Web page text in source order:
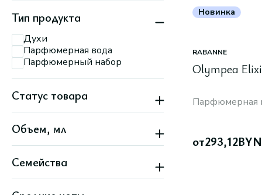
Тип продукта
Духи
Парфюмерная вода
Парфюмерный набор
Статус товара
Новинка
Скидка
Объем, мл
Семейства
Цветочные
Новинка
RABANNE
Olympea
Парфюмерная
от293,12BYN